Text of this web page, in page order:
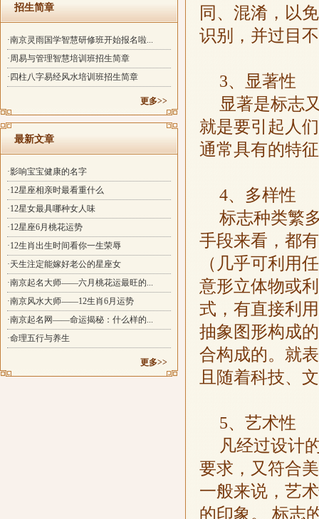
招生简章
·南京灵雨国学智慧研修班开始报名啦...
·周易与管理智慧培训班招生简章
·四柱八字易经风水培训班招生简章
更多>>
最新文章
·影响宝宝健康的名字
·12星座相亲时最看重什么
·12星女最具哪种女人味
·12星座6月桃花运势
·12生肖出生时间看你一生荣辱
·天生注定能嫁好老公的星座女
·南京起名大师——六月桃花运最旺的...
·南京风水大师——12生肖6月运势
·南京起名网——命运揭秘：什么样的...
·命理五行与养生
更多>>
同、混淆，以
识别，并过目
3、显著性
显著是标志
就是要引起人
通常具有的特
4、多样性
标志种类繁
手段来看，都
（几乎可利用
意形立体物或
式，有直接利
抽象图形构成
合构成的。就
且随着科技、
5、艺术性
凡经过设计
要求，又符合
一般来说，艺
的印象。 标志